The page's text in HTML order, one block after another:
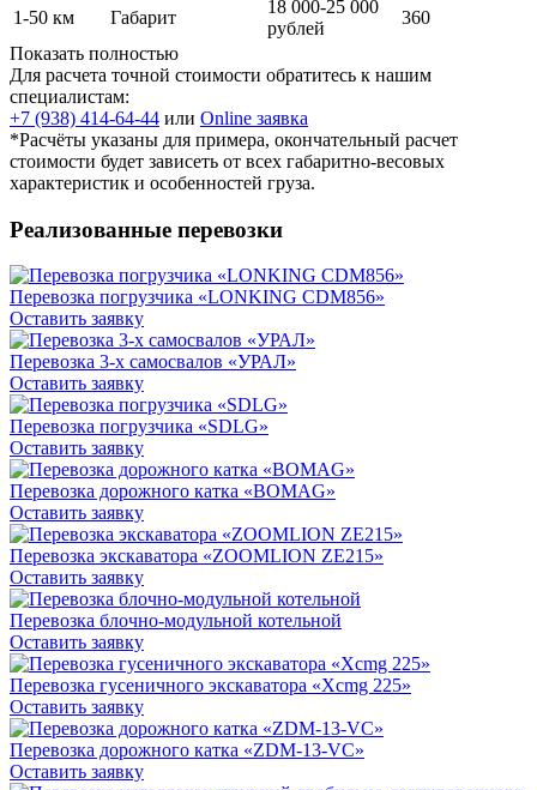
1-50 км Габарит
18 000-25 000
рублей
360
Показать полностью
Для расчета точной стоимости обратитесь к нашим
специалистам:
+7 (938) 414-64-44 или Online заявка
*Расчёты указаны для примера, окончательный расчет
стоимости будет зависеть от всех габаритно-весовых
характеристик и особенностей груза.
Реализованные перевозки
Перевозка погрузчика «LONKING CDM856»
Оставить заявку
Перевозка 3-х самосвалов «УРАЛ»
Оставить заявку
Перевозка погрузчика «SDLG»
Оставить заявку
Перевозка дорожного катка «BOMAG»
Оставить заявку
Перевозка экскаватора «ZOOMLION ZE215»
Оставить заявку
Перевозка блочно-модульной котельной
Оставить заявку
Перевозка гусеничного экскаватора «Xcmg 225»
Оставить заявку
Перевозка дорожного катка «ZDM-13-VC»
Оставить заявку